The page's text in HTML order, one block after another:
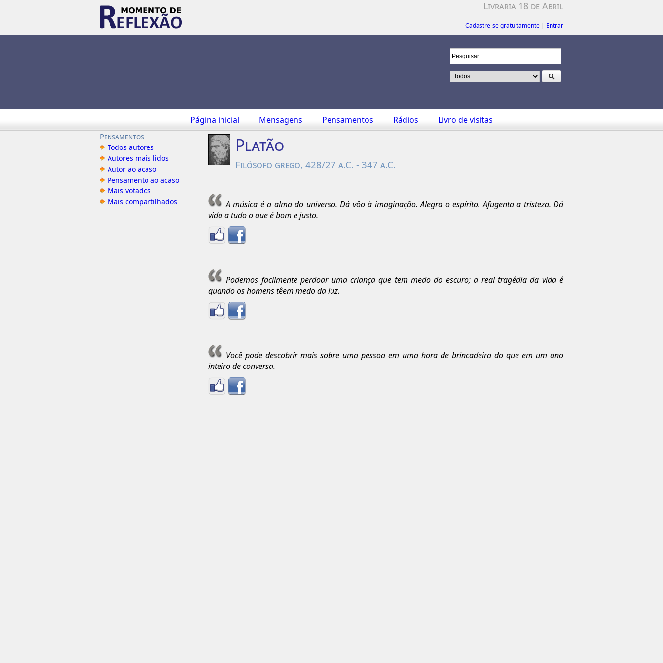
Livraria 18 de Abril
Cadastre-se gratuitamente | Entrar
Página inicial Mensagens Pensamentos Rádios Livro de visitas
Pensamentos
Todos autores
Autores mais lidos
Autor ao acaso
Pensamento ao acaso
Mais votados
Mais compartilhados
Platão
Filósofo grego, 428/27 a.C. - 347 a.C.
A música é a alma do universo. Dá vôo à imaginação. Alegra o espírito. Afugenta a tristeza. Dá
vida a tudo o que é bom e justo.
Podemos facilmente perdoar uma criança que tem medo do escuro; a real tragédia da vida é
quando os homens têem medo da luz.
Você pode descobrir mais sobre uma pessoa em uma hora de brincadeira do que em um ano
inteiro de conversa.